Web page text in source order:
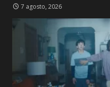
7 agosto, 2026